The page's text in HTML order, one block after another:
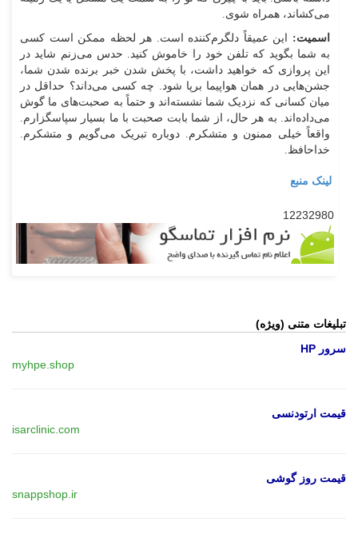
می‌کشاند، همراه شوی.
اسمیت: این عمیقاً دلگرم‌کننده است. هر لحظه ممکن است کسی
به شما بگوید که تلفن خود را خاموش کنید. حدس می‌زنم شاید در
این پروازی که خواهید داشت، با پخش شدن خبر برنده شدن شما،
جشن‌هایی در همان هواپیما برپا شود. چه کسی می‌داند؟ حداقل در
میان کسانی که نزدیک شما نشسته‌اند و حتماً به صحبت‌های ما گوش
می‌داده‌اند. به هر حال، از شما بابت صحبت با ما بسیار سپاسگزارم.
واقعاً خیلی ممنون و متشکرم. دوباره تبریک می‌گویم و متشکرم.
خداحافظ.
لینک منبع
12232980
تبلیغات متنی (ویژه)
سرور HP
myhpe.shop
قیمت ارتودنسی
isarclinic.com
قیمت روز گوشی
snappshop.ir